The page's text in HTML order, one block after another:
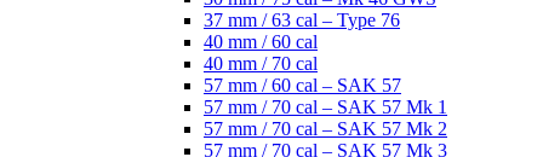
37 mm / 63 cal – Type 76
40 mm / 60 cal
40 mm / 70 cal
57 mm / 60 cal – SAK 57
57 mm / 70 cal – SAK 57 Mk 1
57 mm / 70 cal – SAK 57 Mk 2
57 mm / 70 cal – SAK 57 Mk 3